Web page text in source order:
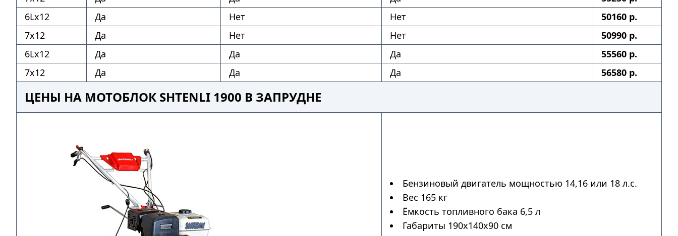
6Lх12
Да Нет Нет
50160 р.
7х12
Да Нет Нет
50990 р.
6Lх12
Да Да Да
55560 р.
7х12
Да Да Да 56580 р.
ЦЕНЫ НА МОТОБЛОК SHTENLI 1900 В ЗАПРУДНЕ
Бензиновый двигатель мощностью 14,16 или 18 л.с.
Вес 165 кг
Ёмкость топливного бака 6,5 л
Габариты 190x140x90 см